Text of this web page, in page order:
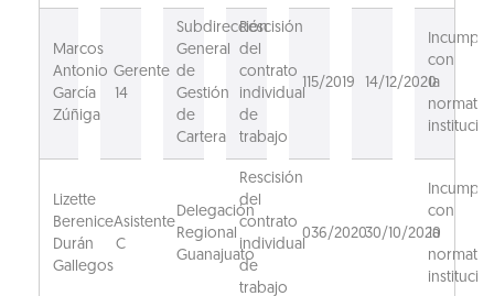
Marcos
Antonio
García
Zúñiga
Gerente
14
Subdirección
General
de
Gestión
de
Cartera
Rescisión
del
contrato
individual
de
trabajo
115/2019 14/12/2020
con
la
Lizette
Berenice
Durán
Gallegos
Asistente
C
Delegación
Regional
Guanajuato
Rescisión
del
contrato
individual
de
trabajo
036/202030/10/2020
con
la